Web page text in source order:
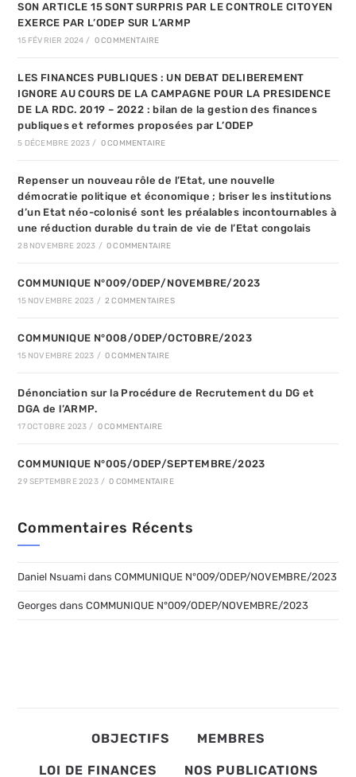
SON ARTICLE 15 SONT SURPRIS PAR LE CONTROLE CITOYEN
EXERCE PAR L’ODEP SUR L’ARMP
15 FÉVRIER 2024 / 0 COMMENTAIRE
LES FINANCES PUBLIQUES : UN DEBAT DELIBEREMENT
IGNORE AU COURS DE LA CAMPAGNE POUR LA PRESIDENCE
DE LA RDC. 2019 – 2022 : bilan de la gestion des finances
publiques et reformes proposées par L’ODEP
5 DÉCEMBRE 2023 / 0 COMMENTAIRE
Repenser un nouveau rôle de l’Etat, une nouvelle
démocratie politique et économique ; briser les institutions
d’un Etat néo-colonisé sont les préalables incontournables à
une réduction durable du train de vie de l’Etat congolais
28 NOVEMBRE 2023 / 0 COMMENTAIRE
COMMUNIQUE N°009/ODEP/NOVEMBRE/2023
15 NOVEMBRE 2023 / 2 COMMENTAIRES
COMMUNIQUE N°008/ODEP/OCTOBRE/2023
15 NOVEMBRE 2023 / 0 COMMENTAIRE
Dénonciation sur la Procédure de Recrutement du DG et
DGA de l’ARMP.
17 OCTOBRE 2023 / 0 COMMENTAIRE
COMMUNIQUE N°005/ODEP/SEPTEMBRE/2023
29 SEPTEMBRE 2023 / 0 COMMENTAIRE
Commentaires Récents
Daniel Nsuami dansCOMMUNIQUE N°009/ODEP/NOVEMBRE/2023
Georges dansCOMMUNIQUE N°009/ODEP/NOVEMBRE/2023
OBJECTIFS MEMBRES
LOI DE FINANCES NOS PUBLICATIONS